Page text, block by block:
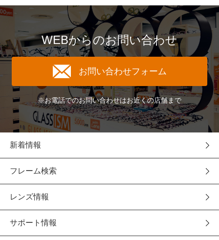
WEBからのお問い合わせ
お問い合わせフォーム
※お電話でのお問い合わせはお近くの店舗まで
新着情報
フレーム検索
レンズ情報
サポート情報